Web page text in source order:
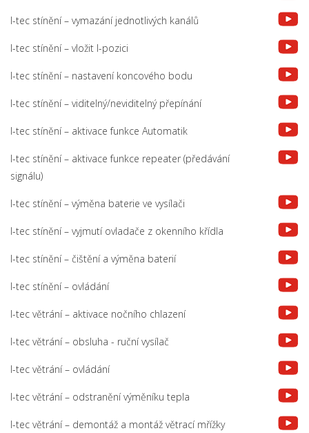
I-tec stínění – vymazání jednotlivých kanálů
I-tec stínění – vložit I-pozici
I-tec stínění – nastavení koncového bodu
I-tec stínění – viditelný/neviditelný přepínání
I-tec stínění – aktivace funkce Automatik
I-tec stínění – aktivace funkce repeater (předávání
signálu)
I-tec stínění – výměna baterie ve vysílači
I-tec stínění – vyjmutí ovladače z okenního křídla
I-tec stínění – čištění a výměna baterií
I-tec stínění – ovládání
I-tec větrání – aktivace nočního chlazení
I-tec větrání – obsluha - ruční vysílač
I-tec větrání – ovládání
I-tec větrání – odstranění výměníku tepla
I-tec větrání – demontáž a montáž větrací mřížky